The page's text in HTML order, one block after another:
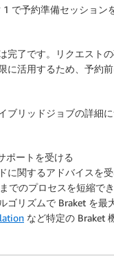
で予約準備セッショ
完了です。リクエスト
に活用するため、予約
ブリッドジョブの詳細
ポートを受ける
関するアドバイスを
でのプロセスを短縮で
リズムで Braket を最
など特定の Braket